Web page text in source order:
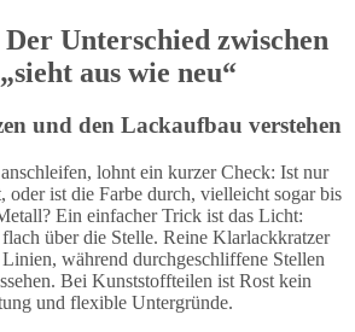
Unterschied zwischen
aus wie neu“
und den Lackaufbau verstehen
lohnt ein kurzer Check: Ist nur
oder ist die Farbe durch, vielleicht sogar bis
Ein einfacher Trick ist das Licht:
über die Stelle. Reine Klarlackkratzer
während durchgeschliffene Stellen
Bei Kunststoffteilen ist Rost kein
und flexible Untergründe.